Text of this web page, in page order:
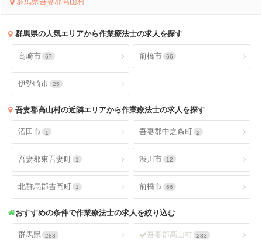
群馬県吾妻郡高山村
群馬県の人気エリアから作業療法士の求人を探す
高崎市 67 前橋市 66
伊勢崎市 25
吾妻郡高山村の近隣エリアから作業療法士の求人を探す
沼田市 1 吾妻郡中之条町 2
吾妻郡東吾妻町 1 渋川市 12
北群馬郡吉岡町 1 前橋市 66
おすすめの条件で作業療法士の求人を絞り込む
群馬県 283 吾妻郡高山村 283